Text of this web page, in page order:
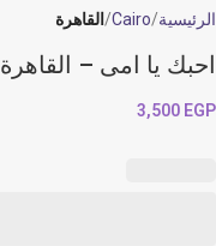
الرئيسية Cairo القاهرة
احبك يا امى – القاهرة 2
3,500 EGP